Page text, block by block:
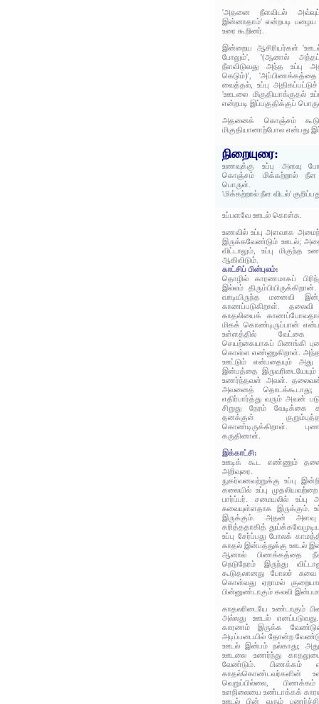
'அதனை நீளவிடல்
இன்னாதாம்' என்றபடி பழைய
உரை கூறினர்.
இன்றைய ஆசிரியர்கள் 'ஊடல்
போலும்', '(ஆனால் அந்தப்
நீளவிடுவது அந்த உப்பு
கெடும்)', 'அப்பிணக்கத்தை
வைத்தல், உப்பு
'ஊடலை மிகுதியாக்குதல்
என்றபடி இப்பகுதிக்குப்
அதனைக் கொஞ்சம்
மிகுதியானாற்போல என்பது
நிறையுரை:
உணவுக்கு உப்பு அளவு
கொஞ்சம் மிக்கற்றால் நீள
பொருள்.
'மிக்கற்றால் நீள விடல்'
உப்பளவே ஊடல் கொள்க.
உணவில் உப்பு அளவாக
இருக்கவேண்டும் ஊடல்; அதை
விட்டாலும், உப்பு மிகுந்த
ஆகிவிடும்.
காட்சிப் பின்புலம்:
தொழில் காரணமாகப்
இல்லம்
வாடியிருந்த மனைவி
காணப்படுகிறாள். தலைவி
காதலியைக்
மிகக் கொண்டிருப்பான்
உள்ளத்தில் வேட்கை
செயற்கையாகப் பிணங்கி
கொள்ள எண்ணுகிறாள். அந்த
ஊட்டும் என்பதையும் அது
இன்பத்தை இருவரிடையேயும்
உணர்ந்தவள் அவள். தலைவன்
அவனைத்
எதிர்பார்த்து வரும் அவன்
சிறுது நேரம்
தனக்குள்
கொண்டிருக்கிறாள்.
கருதினாள்.
இக்காட்சி:
ஊடிக் கூட எண்ணும்
அறிவுரை.
நுகர்வனவற்றுக்கு உப்பு
கலையில் உப்பு
பார்ப்பர். சமையலில்
சுவையுள்ளதாக இருக்கும்.
இருக்கும். அதன் அளவு
கரித்ததாகித்
உப்பு சேர்ப்பது போலக்
காதல் இன்பத்துக்கு ஊடல்
ஆனால் பிணக்கத்தை
நெடுநேரம் இருந்து
கூடுதலானது போலச்
கொள்வது ஏறாமல்
பின்னுண்டாகும் கலவி
காதலரிடையே உண்டாகும்
அல்லது ஊடல்
காரணம் இருக்க
அடிப்படையில் தோன்ற
ஊடல் இன்பம் நல்காது; அது
ஊடலை உணர்ந்து
வேண்டும். பிணக்கம்
காதல்கொண்டவர்களின்
வெறுப்பில்லை,
உளநிலையை உண்டாக்கக்
ஊடல் பின் வரும்